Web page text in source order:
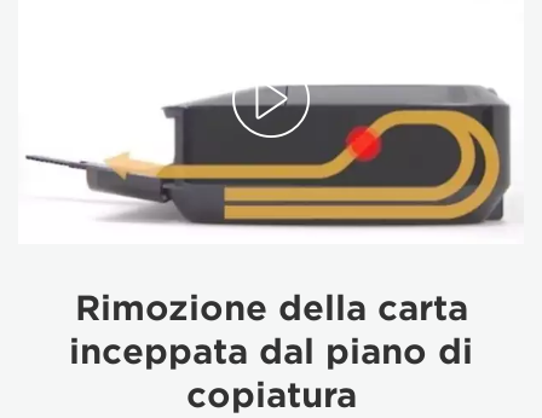
Rimozione della carta
inceppata dal piano di
copiatura